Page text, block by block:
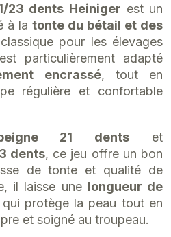
23 dents Heiniger est un
à la tonte du bétail et des
pour les élevages
particulièrement adapté
encrassé, tout en
régulière et confortable
21 dents et
dents, ce jeu offre un bon
de tonte et qualité de
il laisse une longueur de
protège la peau tout en
et soigné au troupeau.